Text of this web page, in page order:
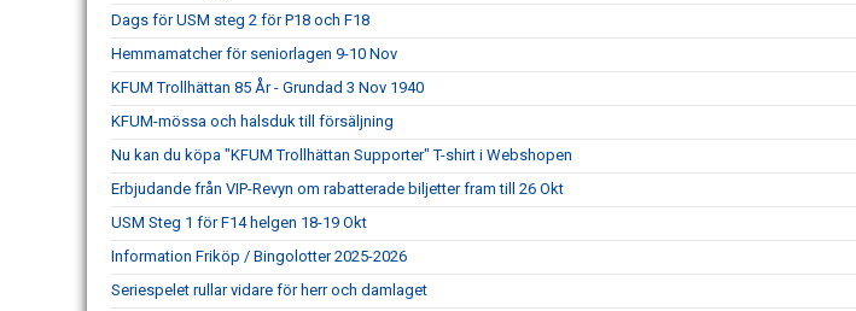
Dags för USM steg 2 för P18 och F18
Hemmamatcher för seniorlagen 9-10 Nov
KFUM Trollhättan 85 År - Grundad 3 Nov 1940
KFUM-mössa och halsduk till försäljning
Nu kan du köpa "KFUM Trollhättan Supporter" T-shirt i Webshopen
Erbjudande från VIP-Revyn om rabatterade biljetter fram till 26 Okt
USM Steg 1 för F14 helgen 18-19 Okt
Information Friköp / Bingolotter 2025-2026
Seriespelet rullar vidare för herr och damlaget